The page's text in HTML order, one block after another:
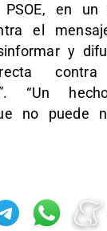
en un
el
y
“Un
no puede